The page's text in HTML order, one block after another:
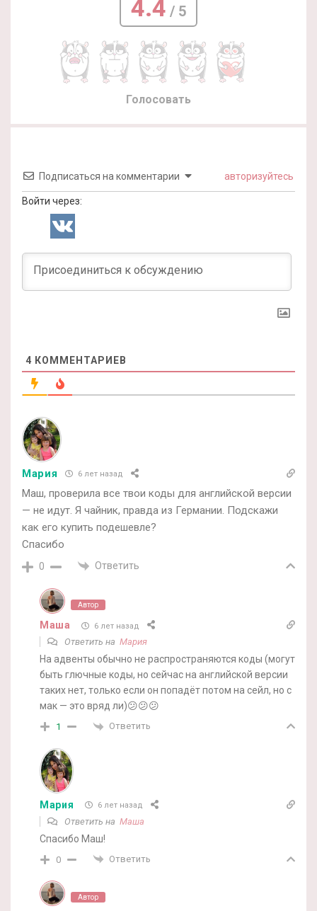
4.4 / 5
Голосовать
Подписаться на комментарии авторизуйтесь
Войти через:
4 КОММЕНТАРИЕВ
Мария 6 лет назад
Маш, проверила все твои коды для английской версии
— не идут. Я чайник, правда из Германии. Подскажи
как его купить подешевле?
Спасибо
0 Ответить
Автор
Маша 6 лет назад
Ответить на Мария
На адвенты обычно не распространяются коды (могут
быть глючные коды, но сейчас на английской версии
таких нет, только если он попадёт потом на сейл, но с
мак — это вряд ли)😕😕😕
1 Ответить
Мария 6 лет назад
Ответить на Маша
Спасибо Маш!
0 Ответить
Автор